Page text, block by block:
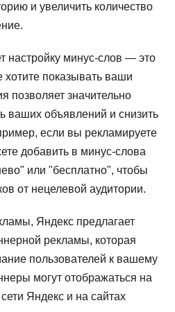
и увеличить количество
настройку минус-слов — это
показывать ваши
позволяет значительно
ваших объявлений и снизить
если вы рекламируете
добавить в минус-слова
или "бесплатно", чтобы
от нецелевой аудитории.
Яндекс предлагает
рекламы, которая
пользователей к вашему
могут отображаться на
Яндекс и на сайтах